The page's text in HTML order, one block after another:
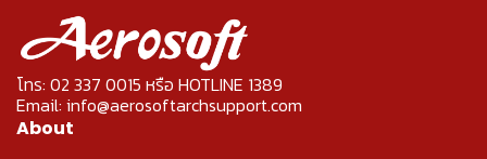
โทร: 02 337 0015 หรือ HOTLINE 1389
Email: info@aerosoftarchsupport.com
About